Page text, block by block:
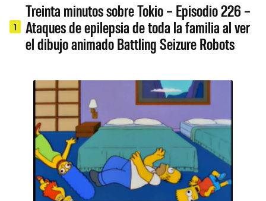
1
Treinta minutos sobre Tokio – Episodio 226 –
Ataques de epilepsia de toda la familia al ver
el dibujo animado Battling Seizure Robots